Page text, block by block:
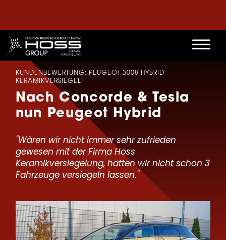
KUNDENBEWERTUNG: PEUGEOT 3008 HYBRID
KERAMIKVERSIEGELT
Nach Concorde & Tesla
nun Peugeot Hybrid
"Wären wir nicht immer sehr zufrieden
gewesen mit der Firma Hoss
Keramikversiegelung, hätten wir nicht schon 3
Fahrzeuge versiegeln lassen."